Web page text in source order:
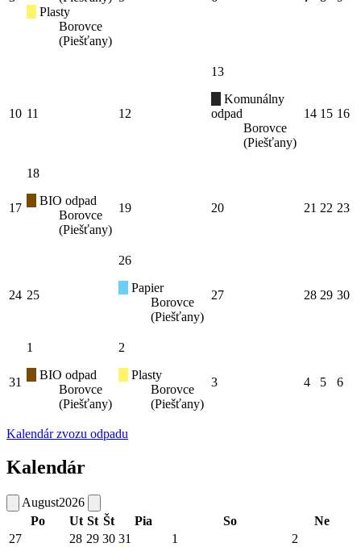
Plasty
Borovce
(Piešťany)
10 11 12
13
Komunálny
odpad
Borovce
(Piešťany)
14 15 16
17
18
BIO odpad
Borovce
(Piešťany)
19 20 21 22 23
24 25
26
Papier
Borovce
(Piešťany)
27 28 29 30
31
1
BIO odpad
Borovce
(Piešťany)
2
Plasty
Borovce
(Piešťany)
3 4 5 6
Kalendár zvozu odpadu
Kalendár
August2026
Po
Ut St Št Pia So
Ne
27
28 29 30 31 1 2